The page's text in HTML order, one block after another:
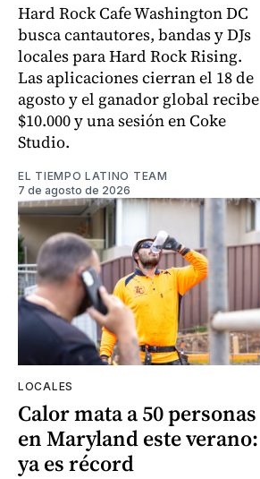
Hard Rock Cafe Washington DC
busca cantautores, bandas y DJs
locales para Hard Rock Rising.
Las aplicaciones cierran el 18 de
agosto y el ganador global recibe
$10.000 y una sesión en Coke
Studio.
EL TIEMPO LATINO TEAM
7 de agosto de 2026
LOCALES
Calor mata a 50 personas
en Maryland este verano:
ya es récord